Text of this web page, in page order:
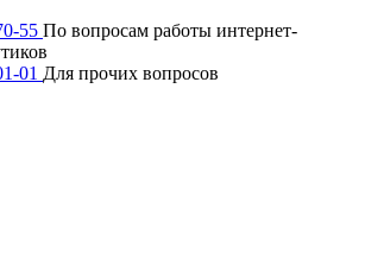
55 По вопросам работы интернет-
01 Для прочих вопросов